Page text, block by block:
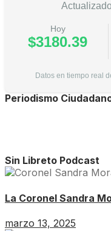
Hoy
$3180.39
Datos en tiempo real
Periodismo
Sin Libreto Podcast
La Coronel Sandra
marzo 13, 2025